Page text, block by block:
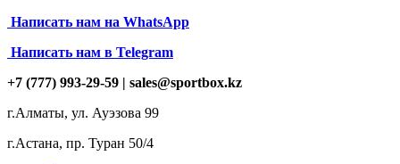
Написать нам на WhatsApp
Написать нам в Telegram
+7 (777) 993-29-59 | sales@sportbox.kz
г.Алматы, ул. Ауэзова 99
г.Астана, пр. Туран 50/4